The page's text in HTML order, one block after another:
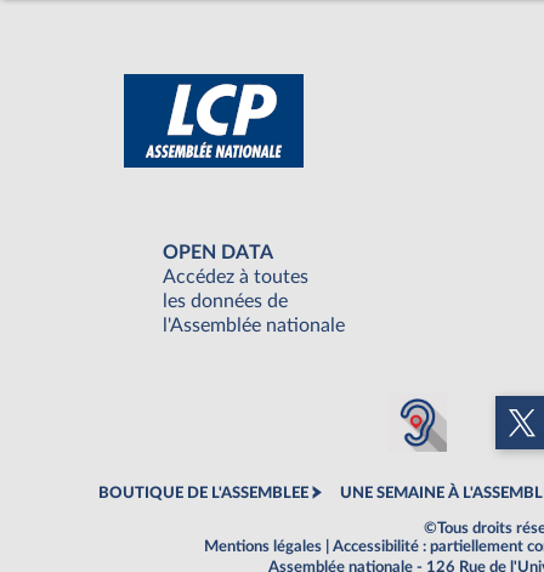
OPEN DATA
Accédez à toutes
les données de
l'Assemblée nationale
BOUTIQUE DE L'ASSEMBLEE UNE SEMAINE À
©Tous droits
Mentions légales
Accessibilité : partiellement
Assemblée nationale - 126 Rue de